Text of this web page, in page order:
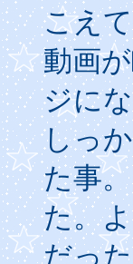
こえ
動画
ジに
しっ
た事
た。
だった